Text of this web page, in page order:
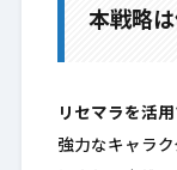
本戦略
リセマラを活用
強力なキャラ